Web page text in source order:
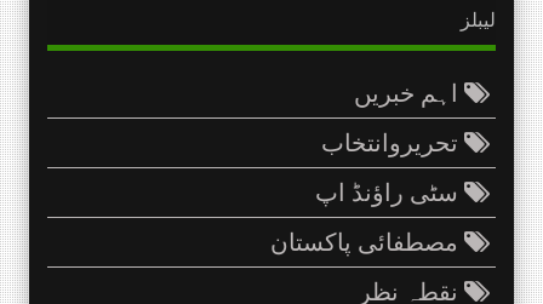
لیبلز
اہم خبریں
تحریروانتخاب
سٹی راؤنڈ اپ
مصطفائی پاکستان
نقطہِ نظر